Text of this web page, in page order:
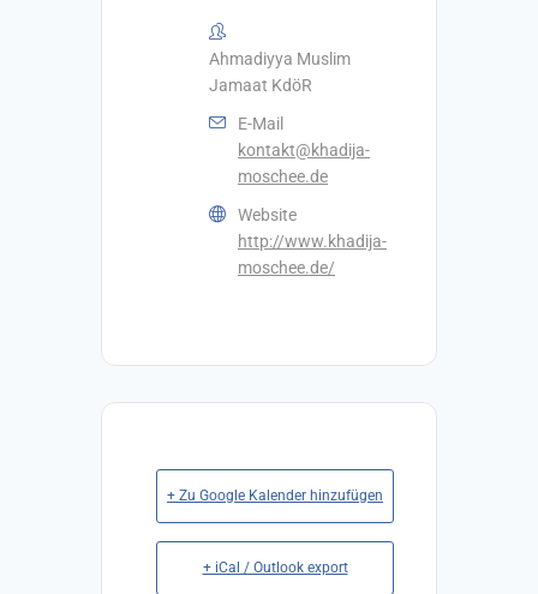
Ahmadiyya Muslim
Jamaat KdöR
E-Mail
kontakt@khadija-
moschee.de
Website
http://www.khadija-
moschee.de/
+ Zu Google Kalender hinzufügen
+ iCal / Outlook export